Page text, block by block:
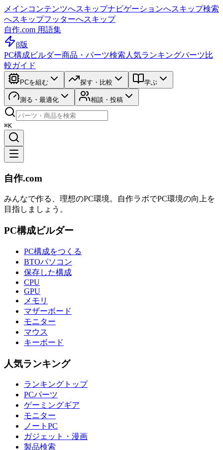
メインコンテンツへスキップナビゲーションへスキップ検索
へスキップフッターへスキップ
自作.com 用語集
β版
PC構成ビルダー商品・パーツ検索 人気ランキングパーツ比
較ガイド
PCを組む 探す・比較 学ぶ
測る・最適化 相談・投稿
⌘K
自作.com
みんなで作る、理想のPC環境。 自作ラボでPC環境の向上を
目指しましょう。
PC構成ビルダー
PC構成をつくる
BTOパソコン
保存した構成
CPU
GPU
メモリ
マザーボード
モニター
マウス
キーボード
人気ランキング
ランキングトップ
PCパーツ
ゲーミングギア
モニター
ノートPC
ガジェット・漫画
製品検索